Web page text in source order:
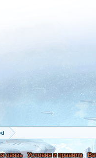
связь Условия и правила